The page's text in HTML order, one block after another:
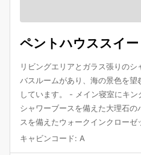
ペントハウススイー
リビングエリアとガラス張りの
バスルームがあり、海の景色を
しています。 - メイン寝室にキ
シャワーブースを備えた大理石
スを備えたウォークインクローゼ
キャビンコード: A